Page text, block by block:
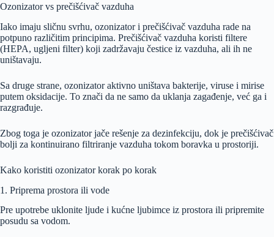
Ozonizator vs prečišćivač vazduha
Iako imaju sličnu svrhu, ozonizator i prečišćivač vazduha rade na
potpuno različitim principima. Prečišćivač vazduha koristi filtere
(HEPA, ugljeni filter) koji zadržavaju čestice iz vazduha, ali ih ne
uništavaju.
Sa druge strane, ozonizator aktivno uništava bakterije, viruse i mirise
putem oksidacije. To znači da ne samo da uklanja zagađenje, već ga i
razgrađuje.
Zbog toga je ozonizator jače rešenje za dezinfekciju, dok je prečišćivač
bolji za kontinuirano filtriranje vazduha tokom boravka u prostoriji.
Kako koristiti ozonizator korak po korak
1. Priprema prostora ili vode
Pre upotrebe uklonite ljude i kućne ljubimce iz prostora ili pripremite
posudu sa vodom.